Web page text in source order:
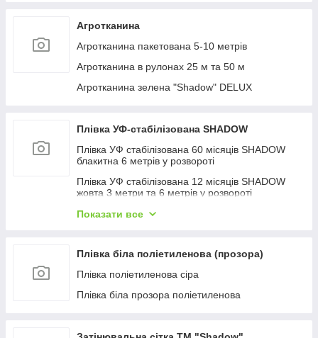
Агротканина
Агротканина пакетована 5-10 метрів
Агротканина в рулонах 25 м та 50 м
Агротканина зелена "Shadow" DELUX
Плівка УФ-стабілізована SHADOW
Плівка УФ стабілізована 60 місяців SHADOW
блакитна 6 метрів у розвороті
Плівка УФ стабілізована 12 місяців SHADOW
жовта 3 метри та 6 метрів у розвороті
Плівка УФ стабілізована Shadow 24 місяці
рожева 3 метри та 6 метрів у розвороті
Плівка УФ стабілізована біла 6 метрів у
Показати все
Плівка біла поліетиленова (прозора)
Плівка поліетиленова сіра
Плівка біла прозора поліетиленова